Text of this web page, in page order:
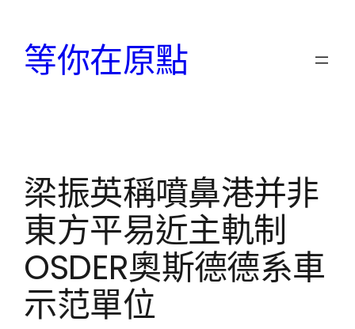
等你在原點
梁振英稱噴鼻港并非
東方平易近主軌制
OSDER奧斯德德系車
示范單位